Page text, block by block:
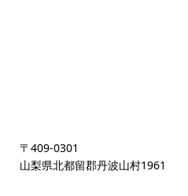
〒409-0301
山梨県北都留郡丹波山村1961